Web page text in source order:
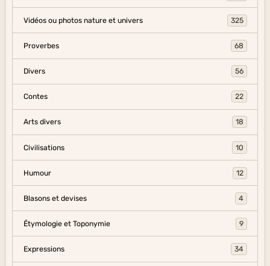
Vidéos ou photos nature et univers 325
Proverbes 68
Divers 56
Contes 22
Arts divers 18
Civilisations 10
Humour 12
Blasons et devises 4
Étymologie et Toponymie 9
Expressions 34